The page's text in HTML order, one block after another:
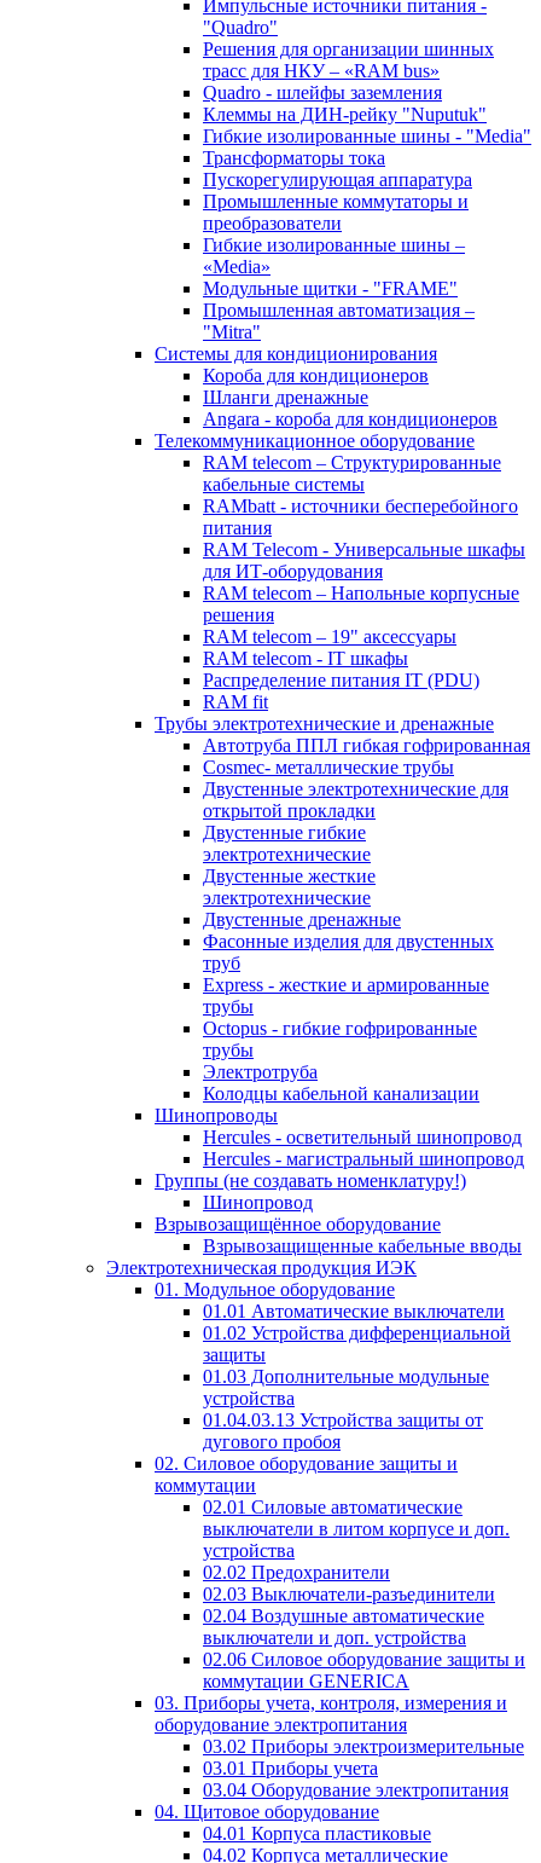
Импульсные источники питания -
"Quadro"
Решения для организации шинных
трасс для НКУ – «RAM bus»
Quadro - шлейфы заземления
Клеммы на ДИН-рейку "Nuputuk"
Гибкие изолированные шины - "Media"
Трансформаторы тока
Пускорегулирующая аппаратура
Промышленные коммутаторы и
преобразователи
Гибкие изолированные шины –
«Media»
Модульные щитки - "FRAME"
Промышленная автоматизация –
"Mitra"
Системы для кондиционирования
Короба для кондиционеров
Шланги дренажные
Angara - короба для кондиционеров
Телекоммуникационное оборудование
RAM telecom – Структурированные
кабельные системы
RAMbatt - источники бесперебойного
питания
RAM Telecom - Универсальные шкафы
для ИТ-оборудования
RAM telecom – Напольные корпусные
решения
RAM telecom – 19" аксессуары
RAM telecom - IT шкафы
Распределение питания IT (PDU)
RAM fit
Трубы электротехнические и дренажные
Автотруба ППЛ гибкая гофрированная
Cosmec- металлические трубы
Двустенные электротехнические для
открытой прокладки
Двустенные гибкие
электротехнические
Двустенные жесткие
электротехнические
Двустенные дренажные
Фасонные изделия для двустенных
труб
Express - жесткие и армированные
трубы
Octopus - гибкие гофрированные
трубы
Электротруба
Колодцы кабельной канализации
Шинопроводы
Hercules - осветительный шинопровод
Hercules - магистральный шинопровод
Группы (не создавать номенклатуру!)
Шинопровод
Взрывозащищённое оборудование
Взрывозащищенные кабельные вводы
Электротехническая продукция ИЭК
01. Модульное оборудование
01.01 Автоматические выключатели
01.02 Устройства дифференциальной
защиты
01.03 Дополнительные модульные
устройства
01.04.03.13 Устройства защиты от
дугового пробоя
02. Силовое оборудование защиты и
коммутации
02.01 Силовые автоматические
выключатели в литом корпусе и доп.
устройства
02.02 Предохранители
02.03 Выключатели-разъединители
02.04 Воздушные автоматические
выключатели и доп. устройства
02.06 Силовое оборудование защиты и
коммутации GENERICA
03. Приборы учета, контроля, измерения и
оборудование электропитания
03.02 Приборы электроизмерительные
03.01 Приборы учета
03.04 Оборудование электропитания
04. Щитовое оборудование
04.01 Корпуса пластиковые
04.02 Корпуса металлические